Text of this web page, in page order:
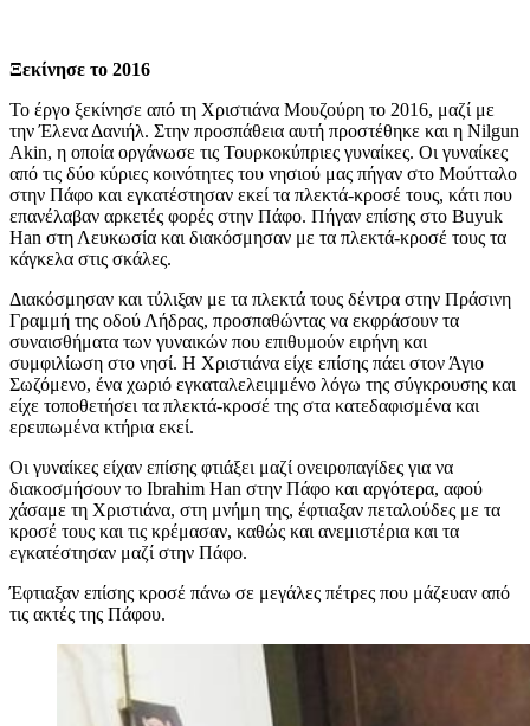
Ξεκίνησε το 2016
Το έργο ξεκίνησε από τη Χριστιάνα Μουζούρη το 2016, μαζί με
την Έλενα Δανιήλ. Στην προσπάθεια αυτή προστέθηκε και η Nilgun
Akin, η οποία οργάνωσε τις Τουρκοκύπριες γυναίκες. Οι γυναίκες
από τις δύο κύριες κοινότητες του νησιού μας πήγαν στο Μούτταλο
στην Πάφο και εγκατέστησαν εκεί τα πλεκτά-κροσέ τους, κάτι που
επανέλαβαν αρκετές φορές στην Πάφο. Πήγαν επίσης στο Buyuk
Han στη Λευκωσία και διακόσμησαν με τα πλεκτά-κροσέ τους τα
κάγκελα στις σκάλες.
Διακόσμησαν και τύλιξαν με τα πλεκτά τους δέντρα στην Πράσινη
Γραμμή της οδού Λήδρας, προσπαθώντας να εκφράσουν τα
συναισθήματα των γυναικών που επιθυμούν ειρήνη και
συμφιλίωση στο νησί. Η Χριστιάνα είχε επίσης πάει στον Άγιο
Σωζόμενο, ένα χωριό εγκαταλελειμμένο λόγω της σύγκρουσης και
είχε τοποθετήσει τα πλεκτά-κροσέ της στα κατεδαφισμένα και
ερειπωμένα κτήρια εκεί.
Οι γυναίκες είχαν επίσης φτιάξει μαζί ονειροπαγίδες για να
διακοσμήσουν το Ibrahim Han στην Πάφο και αργότερα, αφού
χάσαμε τη Χριστιάνα, στη μνήμη της, έφτιαξαν πεταλούδες με τα
κροσέ τους και τις κρέμασαν, καθώς και ανεμιστέρια και τα
εγκατέστησαν μαζί στην Πάφο.
Έφτιαξαν επίσης κροσέ πάνω σε μεγάλες πέτρες που μάζευαν από
τις ακτές της Πάφου.